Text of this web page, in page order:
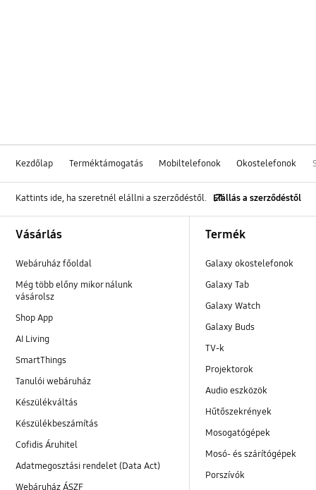
Kezdőlap Terméktámogatás Mobiltelefonok Okostelefonok
Kattints ide, ha szeretnél elállni a szerződéstől. Elállás a szerződéstől
Vásárlás
Webáruház főoldal
Még több előny mikor nálunk
vásárolsz
Shop App
AI Living
SmartThings
Tanulói webáruház
Készülékváltás
Készülékbeszámítás
Cofidis Áruhitel
Adatmegosztási rendelet (Data Act)
Webáruház ÁSZF
Termék
Galaxy okostelefonok
Galaxy Tab
Galaxy Watch
Galaxy Buds
TV-k
Projektorok
Audio eszközök
Hűtőszekrények
Mosogatógépek
Mosó- és szárítógépek
Porszívók